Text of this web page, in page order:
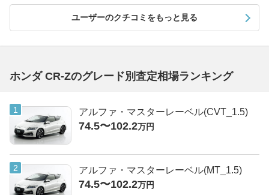
ユーザーのクチコミをもっと見る
ホンダ CR-Zのグレード別査定相場ランキング
アルファ・マスターレーベル(CVT_1.5)
74.5〜102.2万円
アルファ・マスターレーベル(MT_1.5)
74.5〜102.2万円